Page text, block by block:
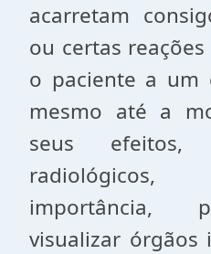
acarretam
ou certas
o paciente a um
mesmo até a
seus efeitos,
importância,
visualizar órgãos